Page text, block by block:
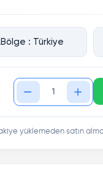
Bölge : Türkiye
yüklemeden satın